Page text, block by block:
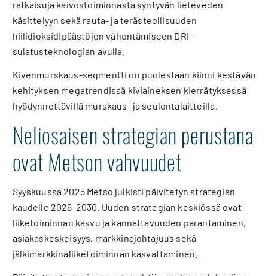
ratkaisuja kaivostoiminnasta syntyvän lieteveden
käsittelyyn sekä rauta- ja terästeollisuuden
hiilidioksidipäästöjen vähentämiseen DRI-
sulatusteknologian avulla.
Kivenmurskaus-segmentti on puolestaan kiinni kestävän
kehityksen megatrendissä kiviaineksen kierrätyksessä
hyödynnettävillä murskaus- ja seulontalaitteilla.
Neliosaisen strategian perustana
ovat Metson vahvuudet
Syyskuussa 2025 Metso julkisti päivitetyn strategian
kaudelle 2026-2030. Uuden strategian keskiössä ovat
liiketoiminnan kasvu ja kannattavuuden parantaminen,
asiakaskeskeisyys, markkinajohtajuus sekä
jälkimarkkinaliiketoiminnan kasvattaminen.